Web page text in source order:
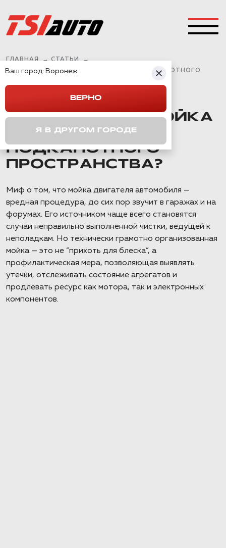
ГЛАВНАЯ → СТАТЬИ →
ЗАЧЕМ НУЖНА МОЙКА ДВИГАТЕЛЯ И ПОДКАПОТНОГО
ЗАЧЕМ НУЖНА МОЙКА
ДВИГАТЕЛЯ И
ПОДКАПОТНОГО
ПРОСТРАНСТВА?
Миф о том, что мойка двигателя автомобиля —
вредная процедура, до сих пор звучит в гаражах и на
форумах. Его источником чаще всего становятся
случаи неправильно выполненной чистки, ведущей к
неполадкам. Но технически грамотно организованная
мойка — это не “прихоть для блеска”, а
профилактическая мера, позволяющая выявлять
утечки, отслеживать состояние агрегатов и
продлевать ресурс как мотора, так и электронных
компонентов.
Ваш город: Воронеж
ВЕРНО
Я В ДРУГОМ ГОРОДЕ